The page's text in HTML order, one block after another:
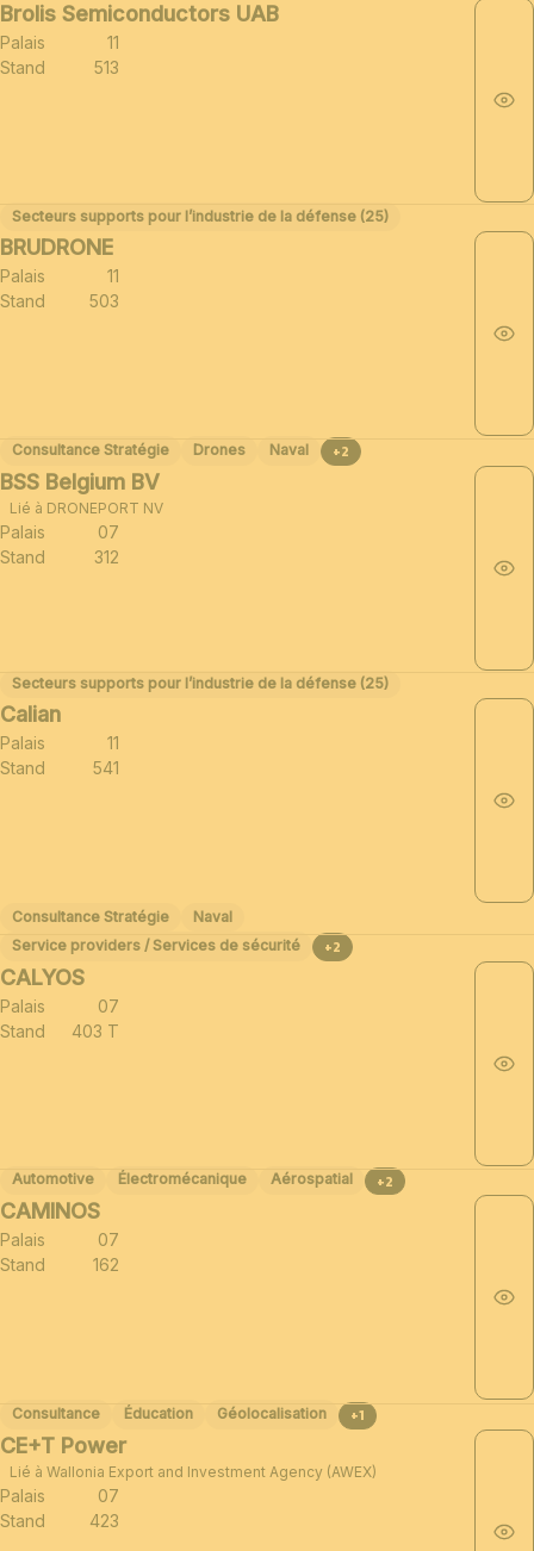
Brolis Semiconductors UAB
Palais
11
Stand
513
Secteurs supports pour l’industrie de la défense (25)
BRUDRONE
Palais
11
Stand
503
Consultance Stratégie Drones Naval +2
BSS Belgium BV
Lié à DRONEPORT NV
Palais
07
Stand
312
Secteurs supports pour l’industrie de la défense (25)
Calian
Palais
11
Stand
541
Consultance Stratégie
Naval
Service providers / Services de sécurité
+2
CALYOS
Palais
07
Stand
403 T
Automotive Électromécanique Aérospatial +2
CAMINOS
Palais
07
Stand
162
Consultance Éducation Géolocalisation +1
CE+T Power
Lié à Wallonia Export and Investment Agency (AWEX)
Palais
07
Stand
423